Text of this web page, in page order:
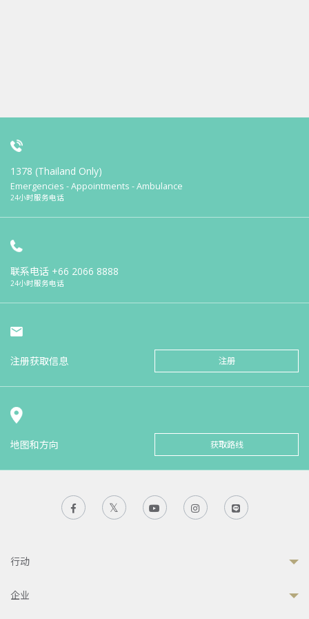
1378 (Thailand Only)
Emergencies - Appointments - Ambulance
24小时服务电话
联系电话 +66 2066 8888
24小时服务电话
注册获取信息 注册
地图和方向 获取路线
行动
企业